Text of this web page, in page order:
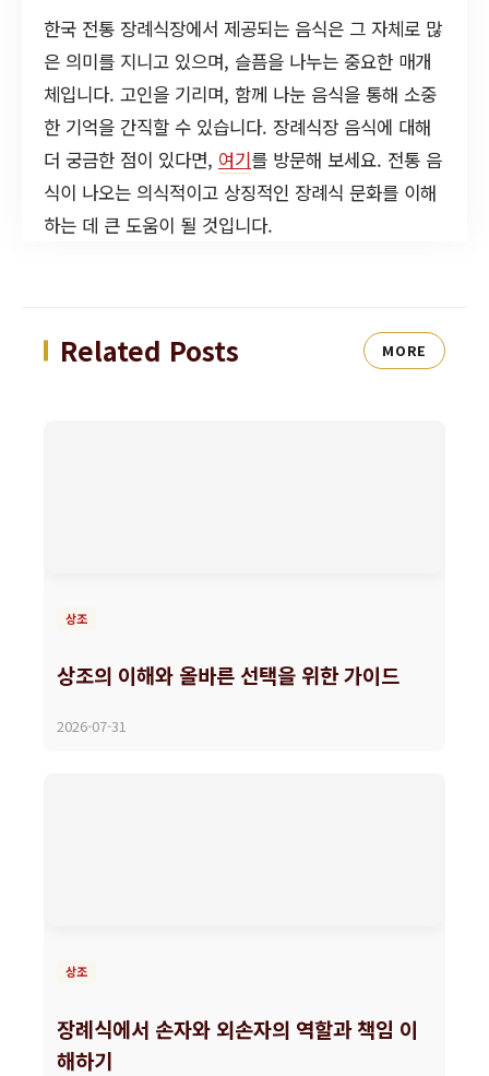
한국 전통 장례식장에서 제공되는 음식은 그 자체로 많
은 의미를 지니고 있으며, 슬픔을 나누는 중요한 매개
체입니다. 고인을 기리며, 함께 나눈 음식을 통해 소중
한 기억을 간직할 수 있습니다. 장례식장 음식에 대해
더 궁금한 점이 있다면, 여기를 방문해 보세요. 전통 음
식이 나오는 의식적이고 상징적인 장례식 문화를 이해
하는 데 큰 도움이 될 것입니다.
Related Posts MORE
상조
상조의 이해와 올바른 선택을 위한 가이드
2026-07-31
상조
장례식에서 손자와 외손자의 역할과 책임 이
해하기